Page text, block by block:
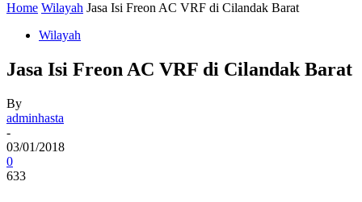
Home Wilayah Jasa Isi Freon AC VRF di Cilandak Barat
Wilayah
Jasa Isi Freon AC VRF di Cilandak Barat
By
adminhasta
-
03/01/2018
0
633